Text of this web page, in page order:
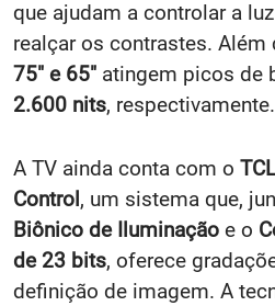
que ajudam a controlar a
realçar os contrastes.
75" e 65" atingem picos de
2.600 nits, respectivamente.
A TV ainda conta com o
Control, um sistema que,
Biônico de Iluminação e o
de 23 bits, oferece
definição de imagem. A